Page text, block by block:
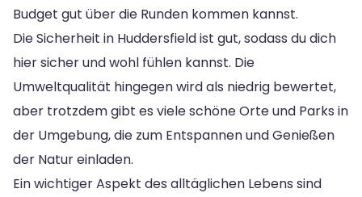
Budget gut über die Runden kommen kannst.
Die Sicherheit in Huddersfield ist gut, sodass du dich
hier sicher und wohl fühlen kannst. Die
Umweltqualität hingegen wird als niedrig bewertet,
aber trotzdem gibt es viele schöne Orte und Parks in
der Umgebung, die zum Entspannen und Genießen
der Natur einladen.
Ein wichtiger Aspekt des alltäglichen Lebens sind